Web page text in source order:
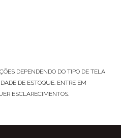
DEPENDENDO DO TIPO DE TELA
DE ESTOQUE. ENTRE EM
ESCLARECIMENTOS.